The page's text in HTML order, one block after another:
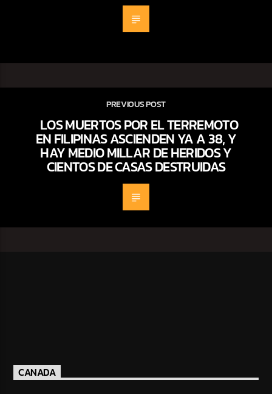
PREVIOUS POST
LOS MUERTOS POR EL TERREMOTO
EN FILIPINAS ASCIENDEN YA A 38, Y
HAY MEDIO MILLAR DE HERIDOS Y
CIENTOS DE CASAS DESTRUIDAS
CANADA